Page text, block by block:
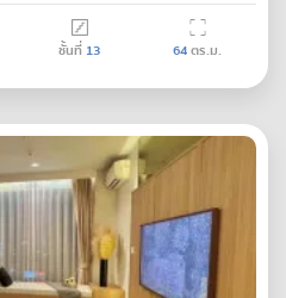
ชั้นที่ 13 64ตร.ม.